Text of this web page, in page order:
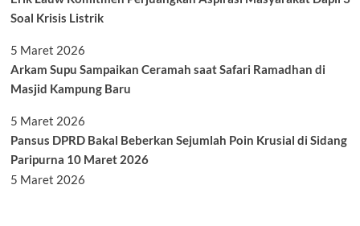
Soal Krisis Listrik
5 Maret 2026
Arkam Supu Sampaikan Ceramah saat Safari Ramadhan di
Masjid Kampung Baru
5 Maret 2026
Pansus DPRD Bakal Beberkan Sejumlah Poin Krusial di Sidang
Paripurna 10 Maret 2026
5 Maret 2026